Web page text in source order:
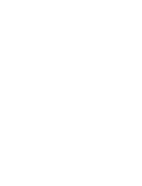
de la companyia, segons